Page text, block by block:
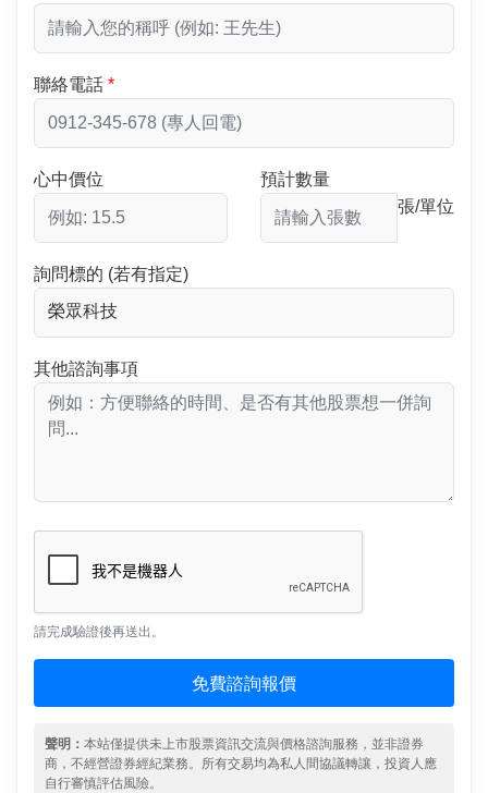
聯絡電話
心中價位
預計數量
張/單位
詢問標的 (若有指定)
其他諮詢事項
請完成驗證後再送出。
免費諮詢報價
聲明： 本站僅提供未上市股票資訊交流與價格諮詢服務，並非證券
商，不經營證券經紀業務。所有交易均為私人間協議轉讓，投資人應
自行審慎評估風險。